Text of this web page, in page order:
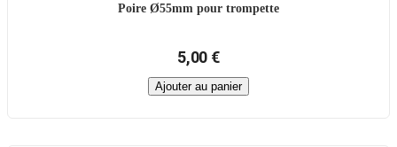
Poire Ø55mm pour trompette
5,00 €
Ajouter au panier